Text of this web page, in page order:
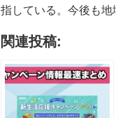
指している。今後も地
関連投稿: